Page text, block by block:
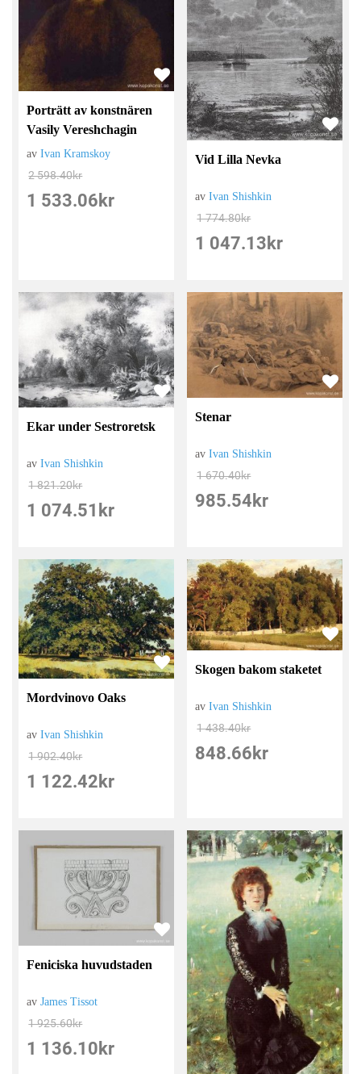
Porträtt av konstnären
Vasily Vereshchagin
avIvan Kramskoy
2 598.40kr
1 533.06 kr
Vid Lilla Nevka
avIvan Shishkin
1 774.80kr
1 047.13 kr
Ekar under Sestroretsk
avIvan Shishkin
1 821.20kr
1 074.51 kr
Stenar
avIvan Shishkin
1 670.40kr
985.54 kr
Mordvinovo Oaks
avIvan Shishkin
1 902.40kr
1 122.42 kr
Skogen bakom staketet
avIvan Shishkin
1 438.40kr
848.66 kr
Feniciska huvudstaden
avJames Tissot
1 925.60kr
1 136.10 kr